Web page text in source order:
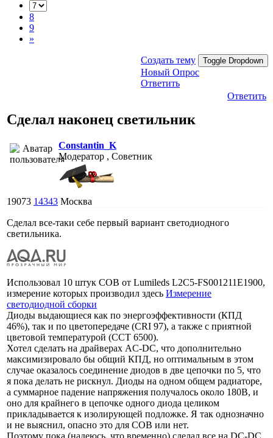
8
9
»
Создать тему Toggle Dropdown
Новый Опрос
Ответить
Ответить
Сделал наконец светильник
Constantin_K
Модератор , Советник
19073 14343 Москва
Сделал все-таки себе первый вариант светодиодного
светильника.
Использовал 10 штук COB от Lumileds L2C5-FS001211E1900,
измерение которых производил здесь Измерение
светодиодной сборки
Диоды выдающиеся как по энергоэффективности (КПД
46%), так и по цветопередаче (CRI 97), а также с приятной
цветовой температурой (CCT 6500).
Хотел сделать на драйверах AC-DC, что дополнительно
максимизировало бы общий КПД, но оптимальным в этом
случае оказалось соединение диодов в две цепочки по 5, что
я пока делать не рискнул. Диоды на одном общем радиаторе,
а суммарное падение напряжения получалось около 180В, и
оно для крайнего в цепочке одного диода целиком
прикладывается к изолирующей подложке. Я так однозначно
и не выяснил, опасно это для COB или нет.
Поэтому пока (надеюсь, что временно) сделал все на DC-DC